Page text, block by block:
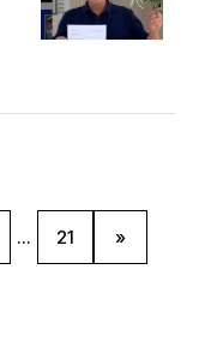
... 21 »